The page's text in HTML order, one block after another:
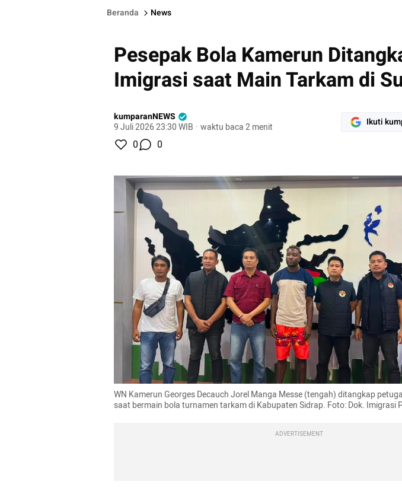
Beranda News
Pesepak Bola Kamerun
Imigrasi saat Main Tarkam di
kumparanNEWS
9 Juli 2026 23:30 WIB · waktu baca 2 menit Ikuti
0 0
WN Kamerun Georges Decauch Jorel Manga Messe (tengah) ditangkap
saat bermain bola turnamen tarkam di Kabupaten Sidrap. Foto: Dok. Imigrasi
ADVERTISEMENT